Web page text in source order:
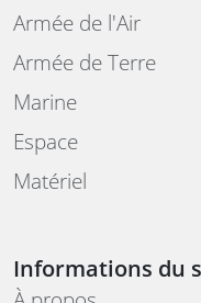
Armée de l'Air
Armée de Terre
Marine
Espace
Matériel
Informations du